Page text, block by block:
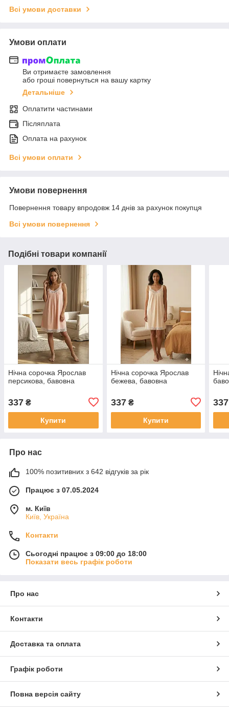
Всі умови доставки
Умови оплати
Ви отримаєте замовлення
або гроші повернуться на вашу картку
Детальніше
Оплатити частинами
Післяплата
Оплата на рахунок
Всі умови оплати
Умови повернення
Повернення товару впродовж 14 днів за рахунок покупця
Всі умови повернення
Подібні товари компанії
Нічна сорочка Ярослав
персикова, бавовна
337 ₴
Купити
Нічна сорочка Ярослав
бежева, бавовна
337₴
Купити
337
Про нас
100% позитивних з 642 відгуків за рік
Працює з 07.05.2024
м. Київ
Київ, Україна
Контакти
Сьогодні працює з 09:00 до 18:00
Показати весь графік роботи
Про нас
Контакти
Доставка та оплата
Графік роботи
Повна версія сайту